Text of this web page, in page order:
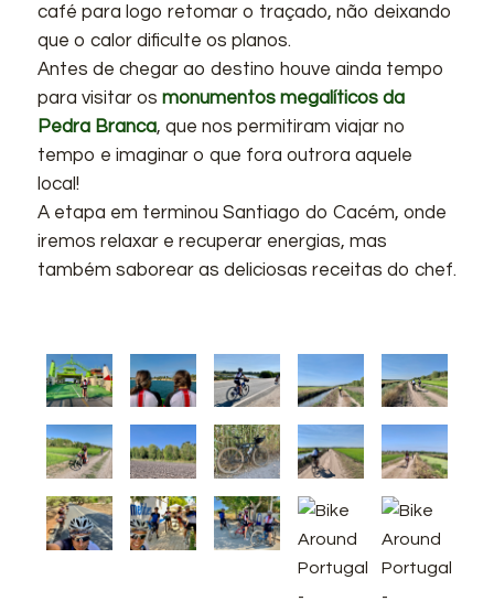
café para logo retomar o traçado, não deixando
que o calor dificulte os planos.
Antes de chegar ao destino houve ainda tempo
para visitar os monumentos megalíticos da
Pedra Branca, que nos permitiram viajar no
tempo e imaginar o que fora outrora aquele
local!
A etapa em terminou Santiago do Cacém, onde
iremos relaxar e recuperar energias, mas
também saborear as deliciosas receitas do chef.